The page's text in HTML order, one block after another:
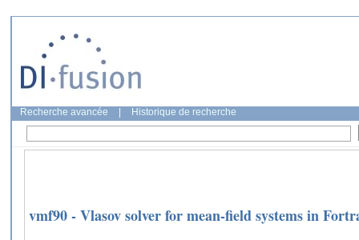
Recherche avancée Historique de recherche
vmf90 - Vlasov solver for mean-field systems in